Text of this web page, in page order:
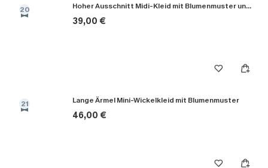
20 Hoher Ausschnitt Midi-Kleid mit Blumenmuster und Taillengürtel
39,00 €
21 Lange Ärmel Mini-Wickelkleid mit Blumenmuster
46,00 €